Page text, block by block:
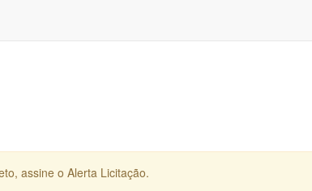
assine o Alerta Licitação.